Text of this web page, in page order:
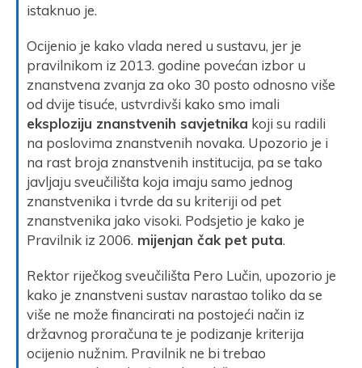
istaknuo je.
Ocijenio je kako vlada nered u sustavu, jer je
pravilnikom iz 2013. godine povećan izbor u
znanstvena zvanja za oko 30 posto odnosno više
od dvije tisuće, ustvrdivši kako smo imali
eksploziju znanstvenih savjetnika koji su radili
na poslovima znanstvenih novaka. Upozorio je i
na rast broja znanstvenih institucija, pa se tako
javljaju sveučilišta koja imaju samo jednog
znanstvenika i tvrde da su kriteriji od pet
znanstvenika jako visoki. Podsjetio je kako je
Pravilnik iz 2006. mijenjan čak pet puta.
Rektor riječkog sveučilišta Pero Lučin, upozorio je
kako je znanstveni sustav narastao toliko da se
više ne može financirati na postojeći način iz
državnog proračuna te je podizanje kriterija
ocijenio nužnim. Pravilnik ne bi trebao